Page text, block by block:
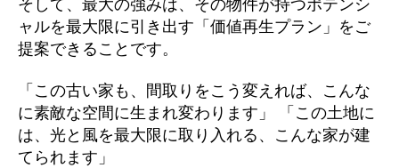
そして、最大の強みは、その物件が持つポテンシ
ャルを最大限に引き出す「価値再生プラン」をご
提案できることです。
「この古い家も、間取りをこう変えれば、こんな
に素敵な空間に生まれ変わります」 「この土地に
は、光と風を最大限に取り入れる、こんな家が建
てられます」